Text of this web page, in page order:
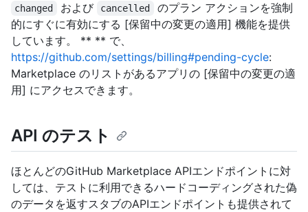
changed および cancelled
のプラン アクションを強制
的にすぐに有効にする [保留中の変更の適用] 機能を提供
しています。 ** ** で、
https://github.com/settings/billing#pending-cycle:
Marketplace のリストがあるアプリの [保留中の変更の適
用] にアクセスできます。
API のテスト
ほとんどのGitHub Marketplace APIエンドポイントに対
しては、テストに利用できるハードコーディングされた偽
のデータを返すスタブのAPIエンドポイントも提供されて